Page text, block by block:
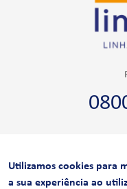
Utilizamos cookies para
a sua experiência ao